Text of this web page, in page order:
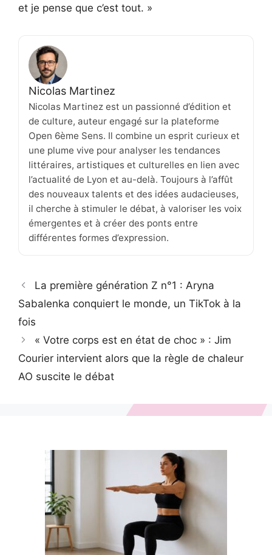
et je pense que c’est tout. »
Nicolas Martinez
Nicolas Martinez est un passionné d’édition et
de culture, auteur engagé sur la plateforme
Open 6ème Sens. Il combine un esprit curieux et
une plume vive pour analyser les tendances
littéraires, artistiques et culturelles en lien avec
l’actualité de Lyon et au-delà. Toujours à l’affût
des nouveaux talents et des idées audacieuses,
il cherche à stimuler le débat, à valoriser les voix
émergentes et à créer des ponts entre
différentes formes d’expression.
La première génération Z n°1 : Aryna
Sabalenka conquiert le monde, un TikTok à la
fois
« Votre corps est en état de choc » : Jim
Courier intervient alors que la règle de chaleur
AO suscite le débat